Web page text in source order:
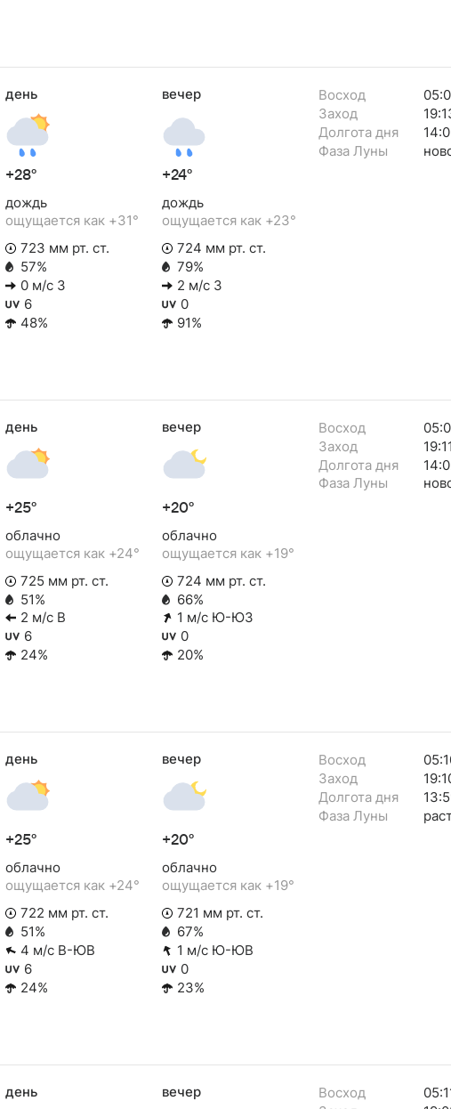
день
+28°
дождь
ощущается как +31°
723 мм рт. ст.
57%
0 м/с З
6
48%
вечер
+24°
дождь
ощущается как +23°
724 мм рт. ст.
79%
2 м/с З
0
91%
Восход
Заход
Долгота дня
Фаза Луны
день
+25°
облачно
ощущается как +24°
725 мм рт. ст.
51%
2 м/с В
6
24%
вечер
+20°
облачно
ощущается как +19°
724 мм рт. ст.
66%
1 м/с Ю-ЮЗ
0
20%
Восход
Заход
19:11
Долгота дня
Фаза Луны
день
+25°
облачно
ощущается как +24°
722 мм рт. ст.
51%
4 м/с В-ЮВ
6
24%
вечер
+20°
облачно
ощущается как +19°
721 мм рт. ст.
67%
1 м/с Ю-ЮВ
0
23%
Восход
Заход
Долгота дня
Фаза Луны
день вечер Восход